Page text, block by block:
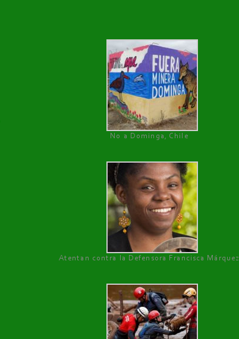
No a Dominga, Chile
Atentan contra la Defensora Francisca Márquez